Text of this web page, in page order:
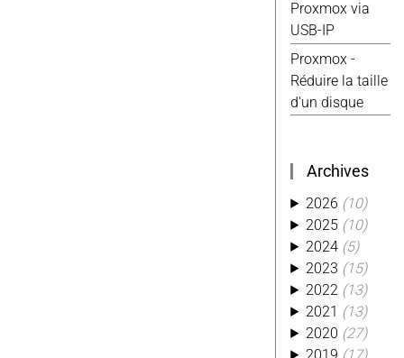
Reparation (4)
Tasmota
Ti
Website
(4)
Alexa
(3)
Aliexpress (3)
Hack (3)
Kobo (3)
Kwirk (3)
Migration (3)
Octoprint (3)
Photo (3)
Php (3)
Piwik (3)
Python (3)
Proxmox via
USB-IP
Proxmox -
Réduire la taille
d'un disque
Archives
2026 (10)
2025 (10)
2024 (5)
2023 (15)
2022 (13)
2021 (13)
2020 (27)